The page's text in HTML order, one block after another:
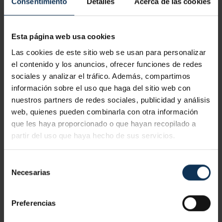
Esta página web usa cookies
Las cookies de este sitio web se usan para personalizar
el contenido y los anuncios, ofrecer funciones de redes
sociales y analizar el tráfico. Además, compartimos
información sobre el uso que haga del sitio web con
nuestros partners de redes sociales, publicidad y análisis
web, quienes pueden combinarla con otra información
que les haya proporcionado o que hayan recopilado a
partir del uso que haya hecho de sus servicios.
Necesarias
Preferencias
hemos hablado en nuestro blog anteriormente, directo e
Lo más importante a la hora de trabajar con electricidad es
el conocimiento y la prudencia.